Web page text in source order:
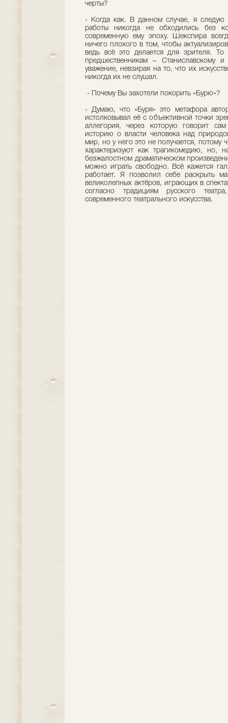
черты?
- Когда как. В данном случае, я следую
работы никогда не обходились без
современную ему эпоху. Шекспира
ничего плохого в том, чтобы
ведь всё это делается для зрителя.
предшественникам –
уважение, невзирая на то, что их
никогда их не слушал.
- Почему Вы захотели покорить «Бурю»?
- Думаю, что «Буря» это метафора
истолковывал её с объективной точки
аллегория, через которую говорит
историю о власти человека над
мир, но у него это не получается, потому
характеризуют как трагикомедию, но,
безжалостном драматическом
можно играть свободно. Всё кажется
работает. Я позволил себе раскрыть
великолепных актёров, играющих в
согласно традициям русского
современного театрального искусства.